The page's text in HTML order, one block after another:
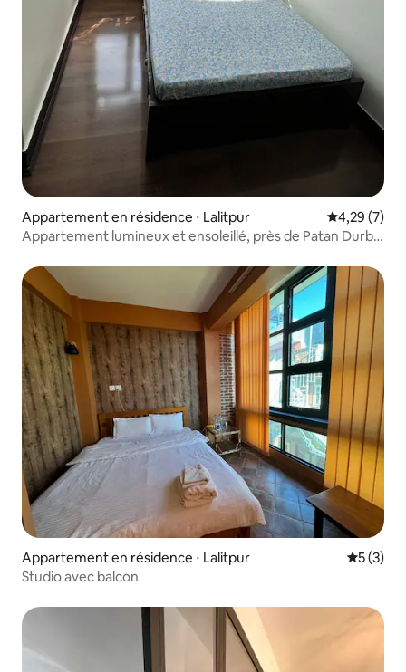
Appartement en résidence ⋅ Lalitpur Évaluation
4,29 (7)
Appartement lumineux et ensoleillé, près de Patan Durbr
Appartement en résidence ⋅ Lalitpur
5 (3)
Studio avec balcon